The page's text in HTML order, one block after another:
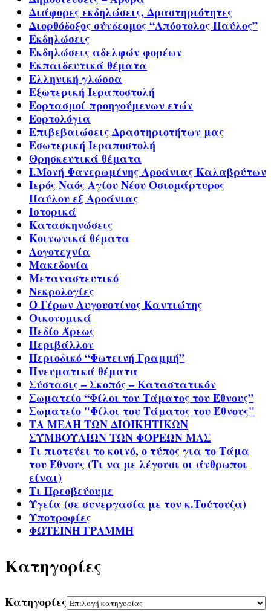
Διάφορες εκδηλώσεις, Δραστηριότητες
Διορθόδοξος σύνδεσμος “Απόστολος Παύλος”
Εκδηλώσεις
Εκδηλώσεις αδελφών φορέων
Εκπαιδευτικά θέματα
Ελληνική γλώσσα
Εξωτερική Ιεραποστολή
Εορτασμοί προηγούμενων ετών
Εορτολόγια
Επιβεβαιώσεις Δραστηριοτήτων μας
Εσωτερική Ιεραποστολή
Θρησκευτικά θέματα
Ι.Μονή Φανερωμένης Αροάνιας Καλαβρύτων
Ιερός Ναός Αγίου Νέου Οσιομάρτυρος
Παύλου εξ Αροάνιας
Ιστορικά
Κατασκηνώσεις
Κοινωνικά θέματα
Λογοτεχνία
Μακεδονία
Μεταναστευτικό
Νεκρολογίες
Ο Γέρων Αυγουστίνος Καντιώτης
Οικονομικά
Πεδίο Άρεως
Περιβάλλον
Περιοδικό “Φωτεινή Γραμμή”
Πνευματικά θέματα
Σύστασις – Σκοπός – Καταστατικόν
Σωματείο “Φίλοι του Τάματος του Έθνους”
Σωματείο "Φίλοι του Τάματος του Έθνους"
ΤΑ ΜΕΛΗ ΤΩΝ ΔΙΟΙΚΗΤΙΚΩΝ
ΣΥΜΒΟΥΛΙΩΝ ΤΩΝ ΦΟΡΕΩΝ ΜΑΣ
Τι πιστεύει το κοινό, ο τύπος για το Τάμα
του Έθνους (Τι να με λέγουσι οι άνθρωποι
είναι)
Τι Πρεσβεύουμε
Υγεία (σε συνεργασία με τον κ.Τούτουζα)
Υποτροφίες
ΦΩΤΕΙΝΗ ΓΡΑΜΜΗ
Kατηγορίες
Kατηγορίες